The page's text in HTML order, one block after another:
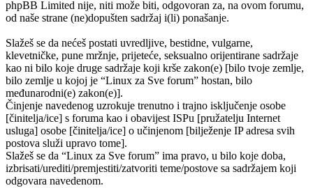
phpBB Limited nije, niti može biti, odgovoran za, na ovom forumu,
od naše strane (ne)dopušten sadržaj i(li) ponašanje.
Slažeš se da nećeš postati uvredljive, bestidne, vulgarne,
klevetničke, pune mržnje, prijeteće, seksualno orijentirane sadržaje
kao ni bilo koje druge sadržaje koji krše zakon(e) [bilo tvoje zemlje,
bilo zemlje u kojoj je “Linux za Sve forum” hostan, bilo
međunarodni(e) zakon(e)].
Činjenje navedenog uzrokuje trenutno i trajno isključenje osobe
[činitelja/ice] s foruma kao i obavijest ISPu [pružatelju Internet
usluga] osobe [činitelja/ice] o učinjenom [bilježenje IP adresa svih
postova služi upravo tome].
Slažeš se da “Linux za Sve forum” ima pravo, u bilo koje doba,
izbrisati/urediti/premjestiti/zatvoriti teme/postove sa sadržajem koji
odgovara navedenom.